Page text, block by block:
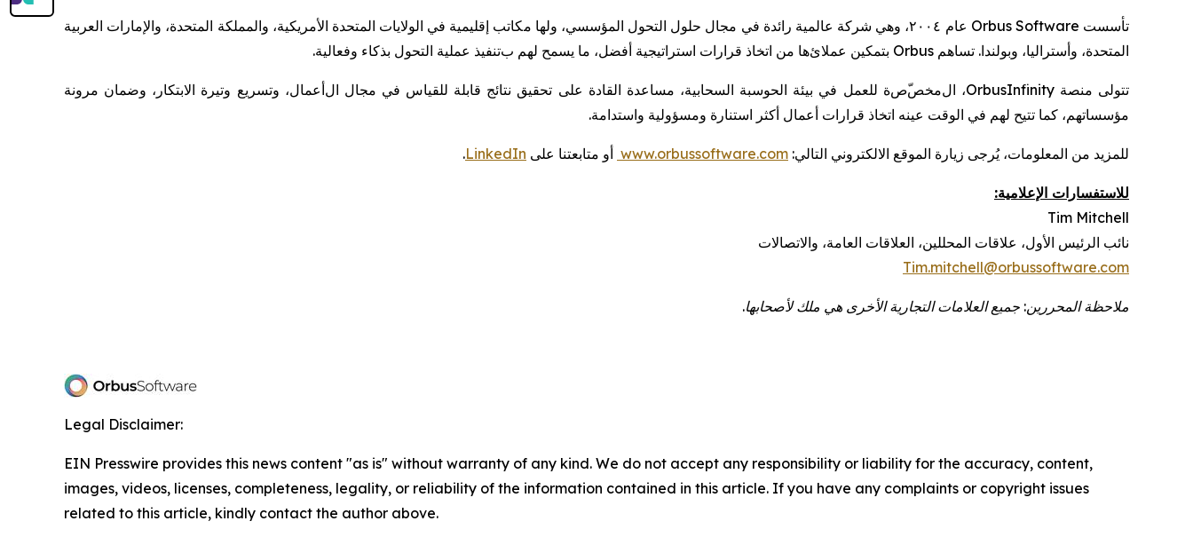
تأسست Orbus Software
عام ٢٠٠٤، وهي شركة عالمية رائدة في مجال حلول التحول المؤسسي، ولها مكاتب إقليمية في الولايات المتحدة الأمريكية، والمملكة المتحدة، والإمارات العربية
المتحدة، وأستراليا، وبولندا. تساهم Orbus بتمكين عملائها من اتخاذ قرارات استراتيجية أفضل، ما يسمح لهم بتنفيذ عملية التحول بذكاء وفعالية.
تتولى منصة OrbusInfinity، المخصصة للعمل في بيئة الحوسبة السحابية، مساعدة القادة على تحقيق نتائج قابلة للقياس في مجال الأعمال، وتسريع وتيرة الابتكار، وضمان مرونة
مؤسساتهم، كما تتيح لهم في الوقت عينه اتخاذ قرارات أعمال أكثر استنارة ومسؤولية واستدامة.
للمزيد من المعلومات، يُرجى زيارة الموقع الالكتروني التالي: www.orbussoftware.com أو متابعتنا على LinkedIn
.
للاستفسارات الإعلامية:
Tim Mitchell
نائب الرئيس الأول، علاقات المحللين، العلاقات العامة، والاتصالات
Tim.mitchell@orbussoftware.com
ملاحظة المحررين: جميع العلامات التجارية الأخرى هي ملك لأصحابها.
Legal Disclaimer:
EIN Presswire provides this news content "as is" without warranty of any kind. We do not accept any responsibility or liability for the accuracy, content,
images, videos, licenses, completeness, legality, or reliability of the information contained in this article. If you have any complaints or copyright issues
related to this article, kindly contact the author above.